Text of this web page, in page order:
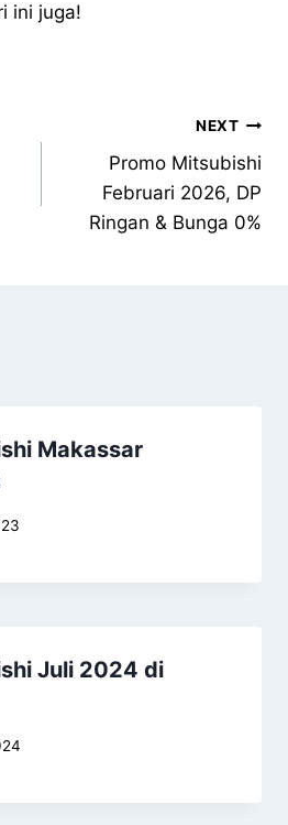
ini juga!
NEXT
Promo Mitsubishi
Februari 2026, DP
Ringan & Bunga 0%
Makassar
Juli 2024 di